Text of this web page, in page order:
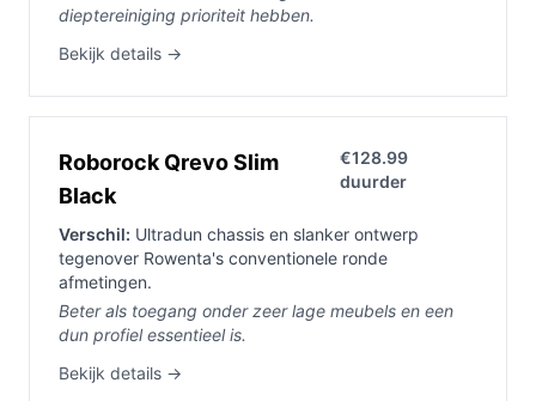
dieptereiniging prioriteit hebben.
Bekijk details →
Roborock Qrevo Slim
Black
€128.99
duurder
Verschil: Ultradun chassis en slanker ontwerp
tegenover Rowenta's conventionele ronde
afmetingen.
Beter als toegang onder zeer lage meubels en een
dun profiel essentieel is.
Bekijk details →